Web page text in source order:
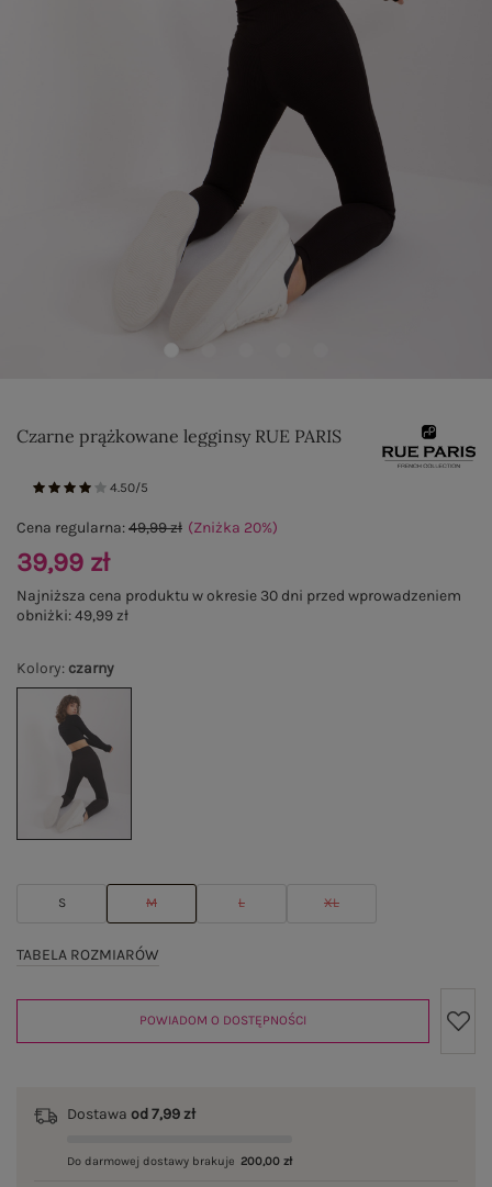
Czarne prążkowane legginsy RUE PARIS
4.50/5
Kolory: czarny
S M L XL
TABELA ROZMIARÓW
Cena regularna:49,99 zł (Zniżka 20%)
39,99 zł
Najniższa cena produktu w okresie 30 dni przed wprowadzeniem
obniżki:49,99 zł
POWIADOM O DOSTĘPNOŚCI
Dostawa od 7,99 zł
Do darmowej dostawy brakuje 200,00 zł